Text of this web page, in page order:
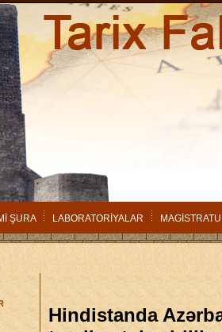
ŞURA LABORATORİYALAR
Hindistanda